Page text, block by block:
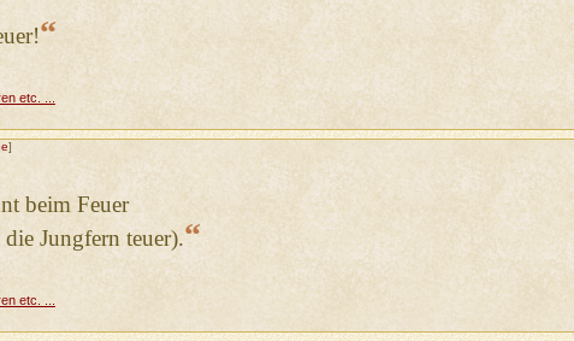
“
etc. ...
]
beim Feuer
Jungfern teuer).“
etc. ...